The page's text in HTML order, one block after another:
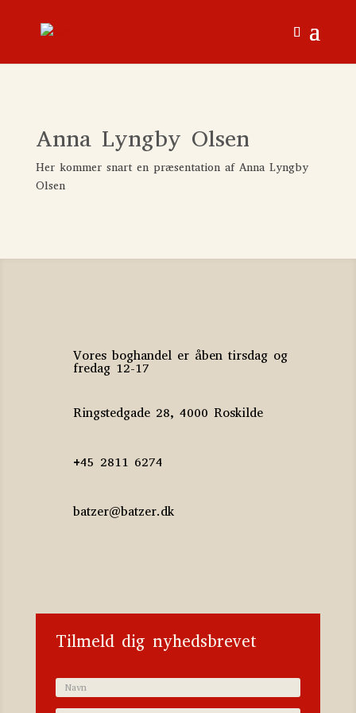
Anna Lyngby Olsen
Her kommer snart en præsentation af Anna Lyngby
Olsen
Vores boghandel er åben tirsdag og
fredag 12-17
Ringstedgade 28, 4000 Roskilde
+45 2811 6274
batzer@batzer.dk
Tilmeld dig nyhedsbrevet